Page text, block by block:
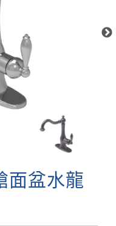
面盆水龍